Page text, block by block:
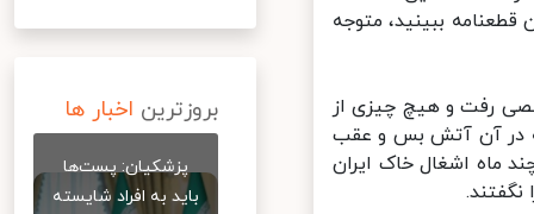
ببینید، متوجه
خرمشهر به مرخصی رفت و هیچ چیزی از
بعد از ۴۷۹ را صادر کردند که در آن آتش بس و عقب
ماه اشغال خاک ایران
بروزترین اخبار ها
پزشکیان: پست‌ها
باید به افراد شایسته